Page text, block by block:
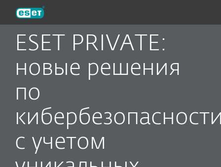
ESET PRIVATE:
новые решения
по
с учетом
ESET